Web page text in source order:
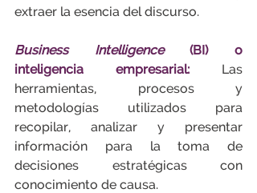
extraer la esencia del discurso.
Business Intelligence (BI) o
inteligencia empresarial:
Las
herramientas, procesos y
metodologías utilizados para
recopilar, analizar y presentar
información para la toma de
decisiones estratégicas con
conocimiento de causa.